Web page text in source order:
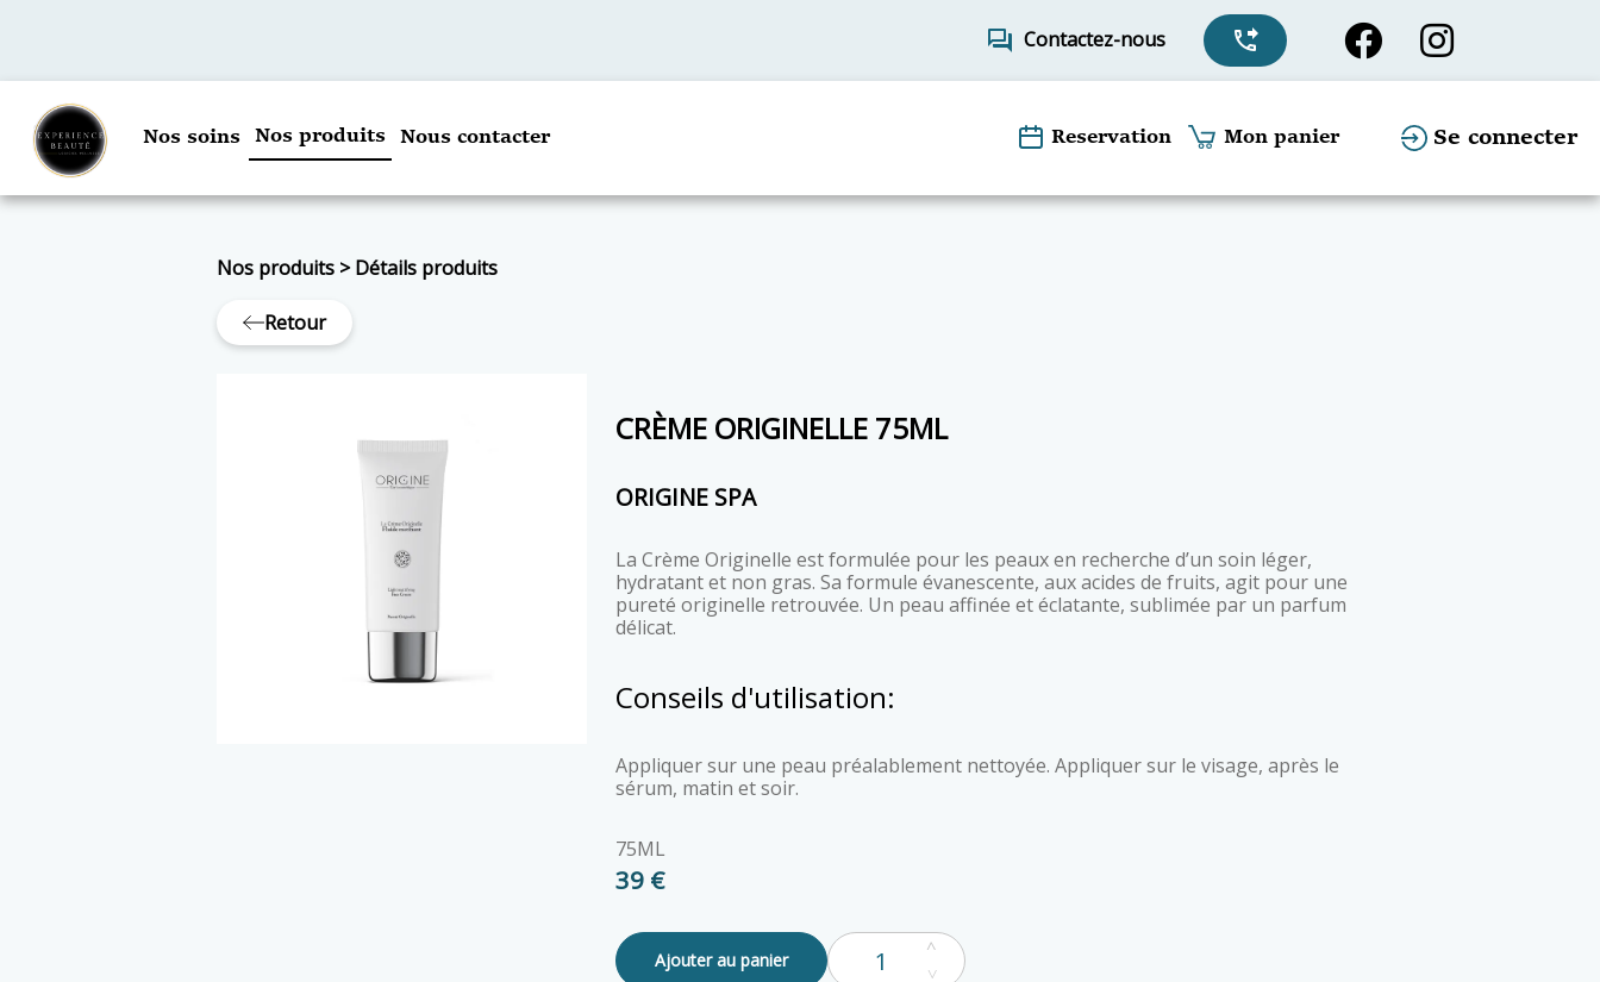
forum Contactez-nous phone_forwarded
Nos soins Nos produits Nous contacter Reservation Mon panier Se connecter
Nos produits>Détails produits
Retour
CRÈME ORIGINELLE 75ML
ORIGINE SPA
La Crème Originelle est formulée pour les peaux en recherche d’un soin léger,
hydratant et non gras. Sa formule évanescente, aux acides de fruits, agit pour une
pureté originelle retrouvée. Un peau affinée et éclatante, sublimée par un parfum
délicat.
Conseils d'utilisation:
Appliquer sur une peau préalablement nettoyée. Appliquer sur le visage, après le
sérum, matin et soir.
75ML
39 €
Ajouter au panier